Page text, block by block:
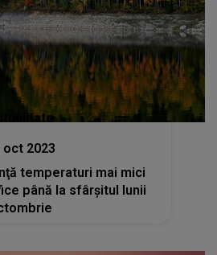
oct 2023
temperaturi mai mici
până la sfârşitul lunii